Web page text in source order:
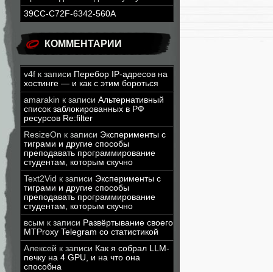
39CC-C72F-6342-560A
КОММЕНТАРИИ
v4f к записи Перебор IP-адресов на
хостинге — и как с этим бороться
amarakin к записи Альтернативный
список заблокированных в РФ
ресурсов Re:filter
ResizeOn к записи Эксперименты с
тиграми и другие способы
преподавать программирование
студентам, которым скучно
Text2Vid к записи Эксперименты с
тиграми и другие способы
преподавать программирование
студентам, которым скучно
всым к записи Развёртывание своего
MTProxy Telegram со статистикой
Алексей к записи Как я собрал LLM-
печку на 4 GPU, и на что она
способна